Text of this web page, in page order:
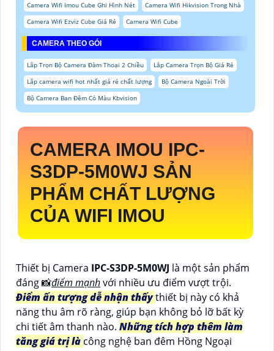
Camera Wifi Imou Cube Ghi Hình Nét
Camera Wifi Hikvision Trong Nhà
Camera Wifi Ezviz Cube Giá Rẻ
Camera Wifi Cube
CAMERA THEO GÓI
Lắp Trọn Bộ Camera Đàm Thoại 2 Chiều
Lắp Camera Trọn Bộ Giá Rẻ
Lắp camera wifi hot nhất giá rẻ chất lượng
Bộ Camera Ngoài Trời
Bộ Camera Ban Đêm Có Màu Kbvision
CAMERA IMOU IPC-
S3DP-5M0WJ SẢN
PHẨM CHẤT LƯỢNG
CỦA WIFI IMOU
Thiết bị Camera IPC-S3DP-5M0WJ là một sản phẩm
đáng 📸điểm mạnhvới nhiều ưu điểm vượt trội.
Điểm ấn tượng dễ nhận thấythiết bị này có khả
năng thu âm rõ ràng, giúp bạn không bỏ lỡ bất kỳ
chi tiết âm thanh nào. Những tích hợp thêm làm
tăng giá trị là công nghệ ban đêm Hồng Ngoại